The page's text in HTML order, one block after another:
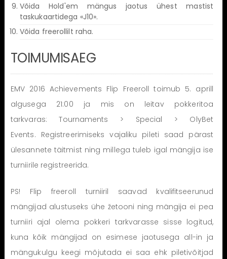
Võida Hold'em mängus jaotus ühest mastist
taskukaartidega «J10».
Võida freerollilt raha.
TOIMUMISAEG
EMV 2016 Achievements Flip Freeroll toimub 5. aprill
algusega 21:00 ja mis on leitav pokkeritoa
tarkvaras: Tournaments > Special > OlyBet
Events. Registreerimiseks vajaliku pileti saad pärast
ülesannete täitmist ning millega tuleb igal mängija ise
turniirile registreerida.
PS! Flip freeroll turniiril saavad kvalifitseerunud
mängijad alustuseks ühe žetooni ning mängija ei pea
turniiri ajal olema pokkeri tarkvarasse sisse logitud,
kuna kõik mängijad on esimese jaotusega all-in ja
mängukulgu keegi mõjutada ei saa ehk piletivõitjad